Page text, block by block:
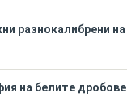
разнокалибрени на
на белите дробове